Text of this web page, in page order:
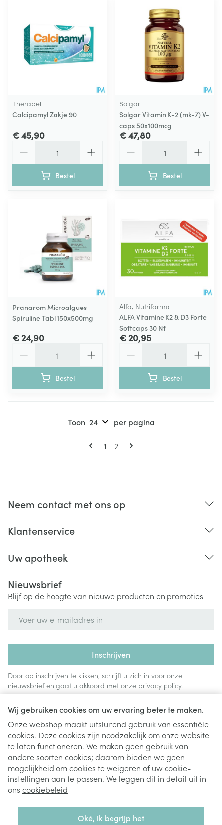
Wij gebruiken cookies om uw ervaring beter te maken.
Onze webshop maakt uitsluitend gebruik van essentiële
cookies. Deze cookies zijn noodzakelijk om onze website
te laten functioneren. We maken geen gebruik van
andere soorten cookies; daarom bieden we geen
mogelijkheid om cookies te weigeren of uw cookie-
instellingen aan te passen. We leggen dit in detail uit in
ons cookiebeleid
Oké, ik begrijp het
Therabel
Calcipamyl Zakje 90
€ 45,90
Bestel
Solgar
Solgar Vitamin K-2 (mk-7) V-
caps 50x100mcg
€ 47,80
Bestel
Pranarom Microalgues
Spiruline Tabl 150x500mg
€ 24,90
Bestel
Alfa, Nutrifarma
ALFA Vitamine K2 & D3 Forte
Softcaps 30 Nf
€ 20,95
Bestel
Pagina's
U lees momenteel pagina
1 Pagina
2
Toon per pagina
Neem contact met ons op
Klantenservice
Uw apotheek
Nieuwsbrief
Blijf op de hoogte van nieuwe producten en promoties
Inschrijven
Door op inschrijven te klikken, schrijft u zich in voor onze
nieuwsbrief en gaat u akkoord met onze privacy policy.
Juridische links